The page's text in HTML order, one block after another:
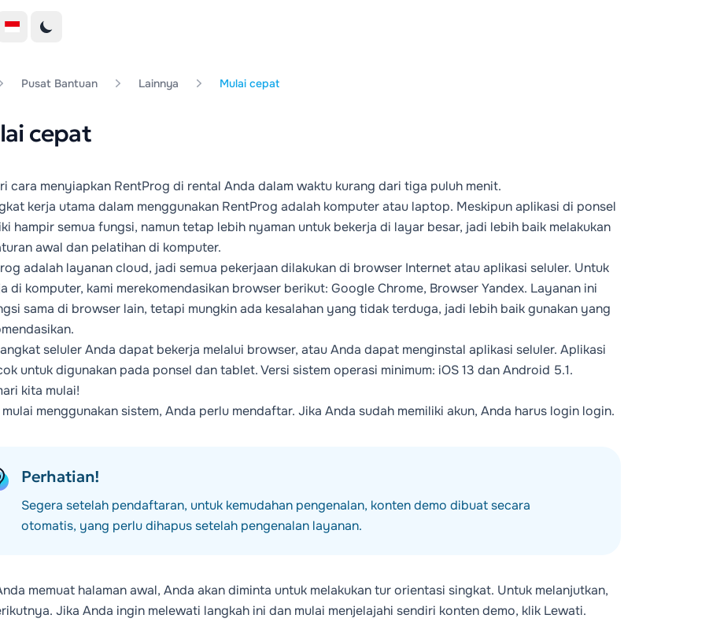
Pusat Bantuan Lainnya Mulai cepat
cepat
cara menyiapkan RentProg di rental Anda dalam waktu kurang dari tiga puluh menit.
kerja utama dalam menggunakan RentProg adalah komputer atau laptop. Meskipun aplikasi di ponsel
hampir semua fungsi, namun tetap lebih nyaman untuk bekerja di layar besar, jadi lebih baik melakukan
awal dan pelatihan di komputer.
adalah layanan cloud, jadi semua pekerjaan dilakukan di browser Internet atau aplikasi seluler. Untuk
di komputer, kami merekomendasikan browser berikut: Google Chrome, Browser Yandex. Layanan ini
sama di browser lain, tetapi mungkin ada kesalahan yang tidak terduga, jadi lebih baik gunakan yang
seluler Anda dapat bekerja melalui browser, atau Anda dapat menginstal aplikasi seluler. Aplikasi
untuk digunakan pada ponsel dan tablet. Versi sistem operasi minimum: iOS 13 dan Android 5.1.
kita mulai!
menggunakan sistem, Anda perlu mendaftar. Jika Anda sudah memiliki akun, Anda harus login login.
Perhatian!
Segera setelah pendaftaran, untuk kemudahan pengenalan, konten demo dibuat secara
otomatis, yang perlu dihapus setelah pengenalan layanan.
memuat halaman awal, Anda akan diminta untuk melakukan tur orientasi singkat. Untuk melanjutkan,
Jika Anda ingin melewati langkah ini dan mulai menjelajahi sendiri konten demo, klik Lewati.